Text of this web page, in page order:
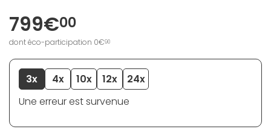
799€00
dont éco-participation 0€90
3x 4x 10x 12x
24x
Une erreur est survenue